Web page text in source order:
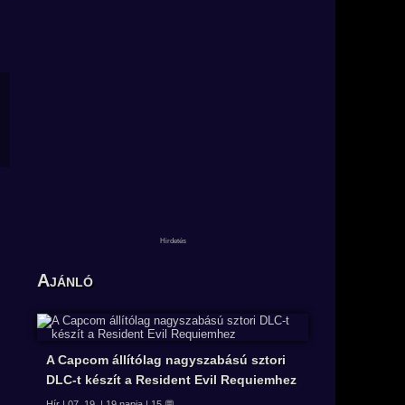
Ajánló
A Capcom állítólag nagyszabású sztori
DLC-t készít a Resident Evil Requiemhez